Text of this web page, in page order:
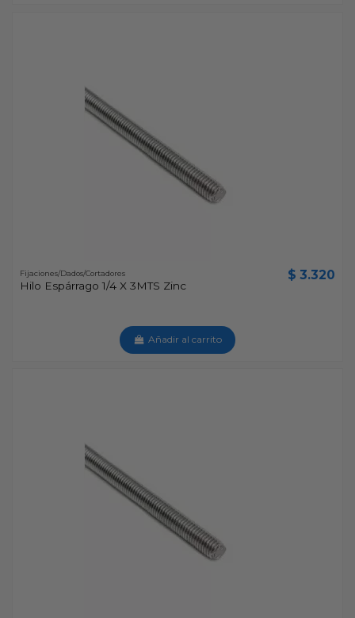
Fijaciones/Dados/Cortadores
Hilo Espárrago 1/4 X 3MTS Zinc
$ 3.320
Añadir al carrito